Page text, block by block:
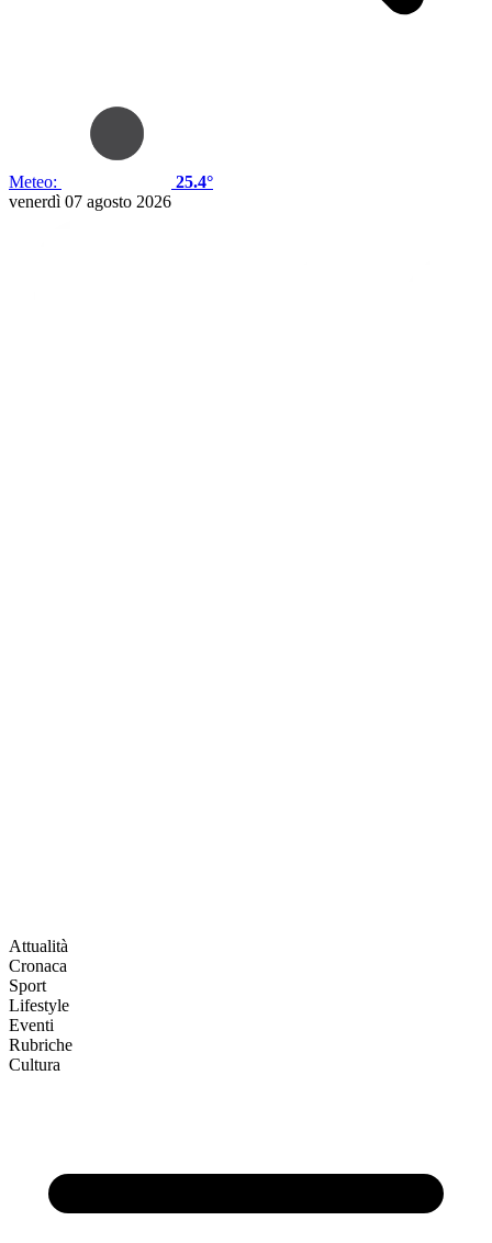
Meteo:
25.4°
venerdì 07 agosto 2026
Attualità
Cronaca
Sport
Lifestyle
Eventi
Rubriche
Cultura